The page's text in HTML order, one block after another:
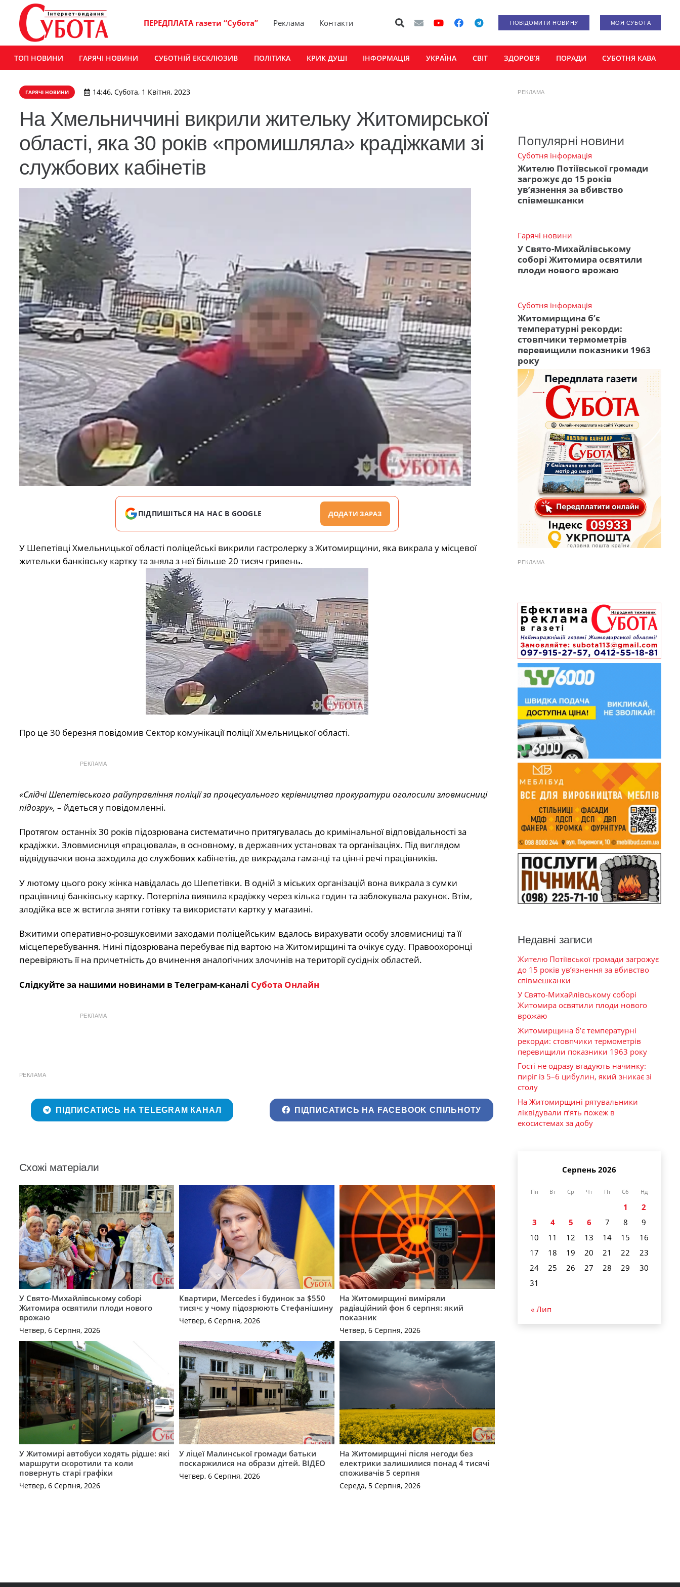
ПЕРЕДПЛАТА газети “Субота” Реклама Контакти ПОВІДОМИТИ НОВИНУ МОЯ СУБОТА
ТОП НОВИНИ ГАРЯЧІ НОВИНИ СУБОТНІЙ ЕКСКЛЮЗИВ ПОЛІТИКА КРИК ДУШІ ІНФОРМАЦІЯ УКРАЇНА СВІТ ЗДОРОВ’Я ПОРАДИ СУБОТНЯ КАВА
ГАРЯЧІ НОВИНИ 14:46, Субота, 1 Квітня, 2023
На Хмельниччині викрили жительку Житомирської
області, яка 30 років «промишляла» крадіжками зі
службових кабінетів
ПІДПИШІТЬСЯ НА НАС В GOOGLE ДОДАТИ ЗАРАЗ
У Шепетівці Хмельницької області поліцейські викрили гастролерку з Житомирщини, яка викрала у місцевої
жительки банківську картку та зняла з неї більше 20 тисяч гривень.
Про це 30 березня повідомив Сектор комунікації поліції Хмельницької області.
РЕКЛАМА
«Слідчі Шепетівського райуправління поліції за процесуального керівництва прокуратури оголосили зловмисниці
підозру», – йдеться у повідомленні.
Протягом останніх 30 років підозрювана систематично притягувалась до кримінальної відповідальності за
крадіжки. Зловмисниця «працювала», в основному, в державних установах та організаціях. Під виглядом
відвідувачки вона заходила до службових кабінетів, де викрадала гаманці та цінні речі працівників.
У лютому цього року жінка навідалась до Шепетівки. В одній з міських організацій вона викрала з сумки
працівниці банківську картку. Потерпіла виявила крадіжку через кілька годин та заблокувала рахунок. Втім,
злодійка все ж встигла зняти готівку та використати картку у магазині.
Вжитими оперативно-розшуковими заходами поліцейським вдалось вирахувати особу зловмисниці та її
місцеперебування. Нині підозрювана перебуває під вартою на Житомирщині та очікує суду. Правоохоронці
перевіряють її на причетність до вчинення аналогічних злочинів на території сусідніх областей.
Слідкуйте за нашими новинами в Телеграм-каналі Субота Онлайн
РЕКЛАМА
РЕКЛАМА
ПІДПИСАТИСЬ НА TELEGRAM КАНАЛ ПІДПИСАТИСЬ НА FACEBOOK СПІЛЬНОТУ
Схожі матеріали
У Свято-Михайлівському соборі
Житомира освятили плоди нового
врожаю
Четвер, 6 Серпня, 2026
Квартири, Mercedes і будинок за $550
тисяч: у чому підозрюють Стефанішину
Четвер, 6 Серпня, 2026
На Житомирщині виміряли
радіаційний фон 6 серпня: який
показник
Четвер, 6 Серпня, 2026
У Житомирі автобуси ходять рідше: які
маршрути скоротили та коли
повернуть старі графіки
Четвер, 6 Серпня, 2026
У ліцеї Малинської громади батьки
поскаржилися на образи дітей. ВІДЕО
Четвер, 6 Серпня, 2026
На Житомирщині після негоди без
електрики залишилися понад 4 тисячі
споживачів 5 серпня
Середа, 5 Серпня, 2026
РЕКЛАМА
Популярні новини
Суботня інформація
Жителю Потіївської громади
загрожує до 15 років
ув’язнення за вбивство
співмешканки
Гарячі новини
У Свято-Михайлівському
соборі Житомира освятили
плоди нового врожаю
Суботня інформація
Житомирщина б’є
температурні рекорди:
стовпчики термометрів
перевищили показники 1963
року
РЕКЛАМА
Недавні записи
Жителю Потіївської громади загрожує
до 15 років ув’язнення за вбивство
співмешканки
У Свято-Михайлівському соборі
Житомира освятили плоди нового
врожаю
Житомирщина б’є температурні
рекорди: стовпчики термометрів
перевищили показники 1963 року
Гості не одразу вгадують начинку:
пиріг із 5–6 цибулин, який зникає зі
столу
На Житомирщині рятувальники
ліквідували п’ять пожеж в
екосистемах за добу
Серпень 2026
Пн Вт Ср Чт Пт Сб Нд
1
2
3
4 5 6 7 8
9
10
11 12 13 14 15
16
17
18 19 20 21 22
23
24
25 26 27 28 29
30
31
« Лип